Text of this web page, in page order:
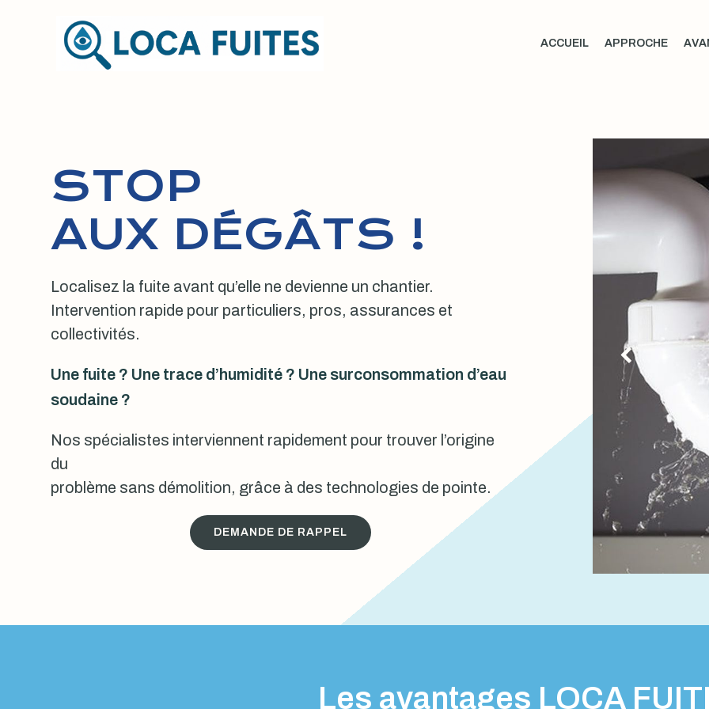
ACCUEIL APPROCHE
STOP
AUX DÉGÂTS !
Localisez la fuite avant qu’elle ne devienne un chantier.
Intervention rapide pour particuliers, pros, assurances et
collectivités.
Une fuite ? Une trace d’humidité ? Une surconsommation d’eau
soudaine ?
Nos spécialistes interviennent rapidement pour trouver l’origine
du
problème sans démolition, grâce à des technologies de pointe.
DEMANDE DE RAPPEL
Les avantages LOCA